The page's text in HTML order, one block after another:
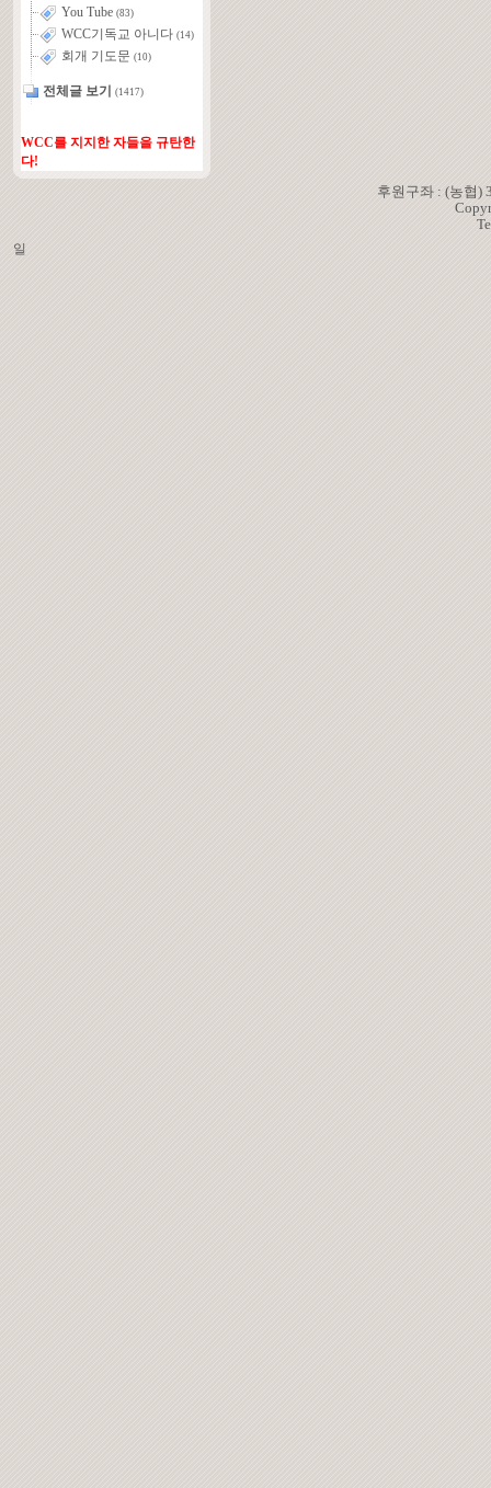
You Tube (83)
WCC기독교 아니다 (14)
회개 기도문 (10)
전체글 보기 (1417)
WCC를 지지한 자들을 규탄한
다!
후원구좌 : (농협)
일